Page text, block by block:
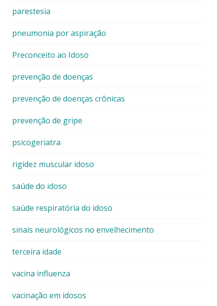
parestesia
pneumonia por aspiração
Preconceito ao Idoso
prevenção de doenças
prevenção de doenças crônicas
prevenção de gripe
psicogeriatra
rigidez muscular idoso
saúde do idoso
saúde respiratória do idoso
sinais neurológicos no envelhecimento
terceira idade
vacina influenza
vacinação em idosos